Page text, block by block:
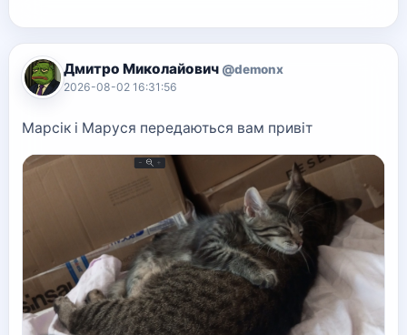
Дмитро Миколайович @demonx
2026-08-02 16:31:56
Марсік і Маруся передаються вам привіт